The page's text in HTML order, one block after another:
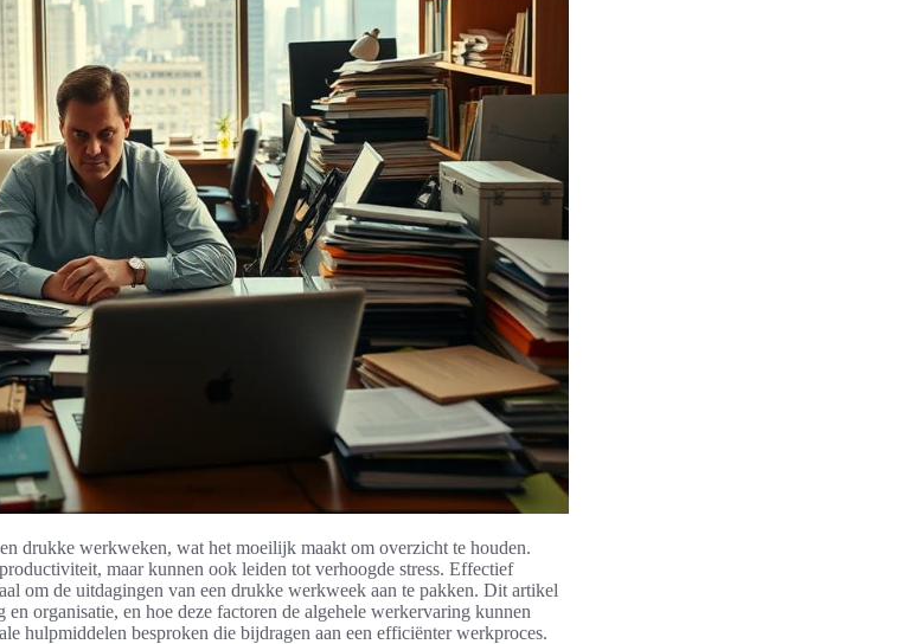
drukke werkweken, wat het moeilijk maakt om overzicht te houden.
maar kunnen ook leiden tot verhoogde stress. Effectief
om de uitdagingen van een drukke werkweek aan te pakken. Dit artikel
organisatie, en hoe deze factoren de algehele werkervaring kunnen
hulpmiddelen besproken die bijdragen aan een efficiënter werkproces.